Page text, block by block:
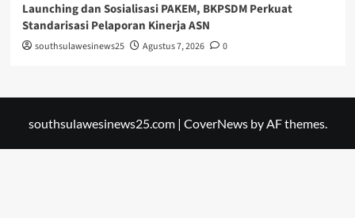
Launching dan Sosialisasi PAKEM, BKPSDM Perkuat
Standarisasi Pelaporan Kinerja ASN
southsulawesinews25 Agustus 7, 2026 0
southsulawesinews25.com | CoverNewsby AF themes.